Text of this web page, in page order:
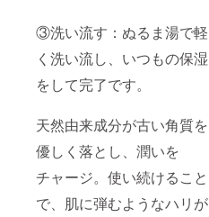
③洗い流す：ぬるま湯で軽
く洗い流し、いつもの保湿
をして完了です。
天然由来成分が古い角質を
優しく落とし、潤いを
チャージ。使い続けること
で、肌に弾むようなハリが